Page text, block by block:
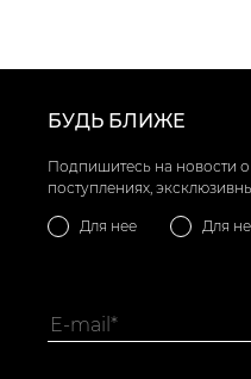
БУДЬ БЛИЖЕ
Подпишитесь на новости
поступлениях,
Для нее Для